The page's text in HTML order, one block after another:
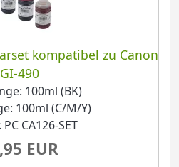
kompatibel zu Canon
GI-490
100ml (BK)
100ml (C/M/Y)
CA126-SET
EUR